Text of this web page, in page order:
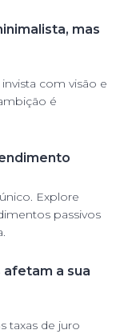
mas
com visão e
é
Explore
passivos
a sua
taxas de juro